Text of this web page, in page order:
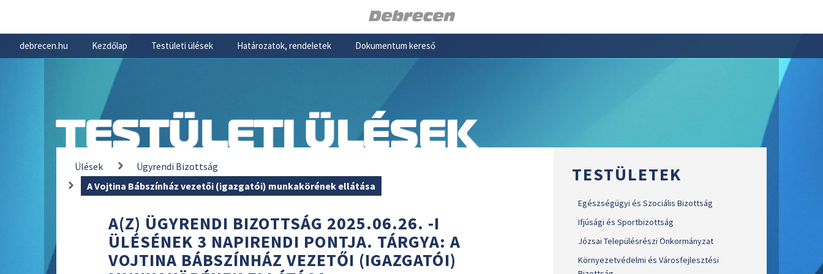
debrecen.hu Kezdőlap Testületi ülések Határozatok, rendeletek Dokumentum kereső
TESTÜLETI ÜLÉSEK
Ülések
Ügyrendi Bizottság
A Vojtina Bábszínház vezetői (igazgatói) munkakörének ellátása
A(Z) ÜGYRENDI BIZOTTSÁG 2025.06.26. -I
ÜLÉSÉNEK 3 NAPIRENDI PONTJA. TÁRGYA: A
VOJTINA BÁBSZÍNHÁZ VEZETŐI (IGAZGATÓI)
TESTÜLETEK
Egészségügyi és Szociális Bizottság
Ifjúsági és Sportbizottság
Józsai Településrészi Önkormányzat
Környezetvédelmi és Városfejlesztési